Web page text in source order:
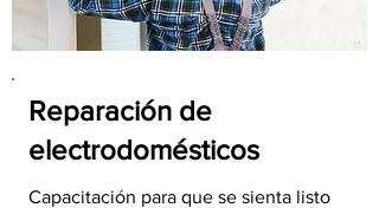
Reparación de
electrodomésticos
Capacitación para que se sienta listo